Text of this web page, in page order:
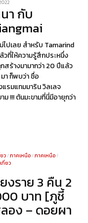
2022
า กับ
ไปเลย สำหรับ Tamarind
ล้วที่ให้ความรู้สึกประหนึ่ง
กสร้างมามากว่า 20 ปีแล้ว
า ก็พบว่า ชื่อ
รมแทมมาริน วิลเลจ
ม !!! ต้นมะขามที่นี่มีอายุกว่า
ว /ภาคเหนือ /ภาคเหนือ /
ที่ยว
งราย 3 คืน 2
บาท [ภูชี้
อง – ดอยผา